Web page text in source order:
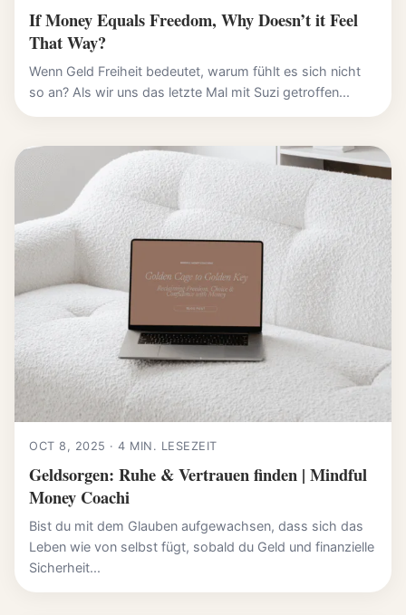
If Money Equals Freedom, Why Doesn’t it Feel
That Way?
Wenn Geld Freiheit bedeutet, warum fühlt es sich nicht
so an? Als wir uns das letzte Mal mit Suzi getroffen...
OCT 8, 2025 · 4 MIN. LESEZEIT
Geldsorgen: Ruhe & Vertrauen finden | Mindful
Money Coachi
Bist du mit dem Glauben aufgewachsen, dass sich das
Leben wie von selbst fügt, sobald du Geld und finanzielle
Sicherheit...